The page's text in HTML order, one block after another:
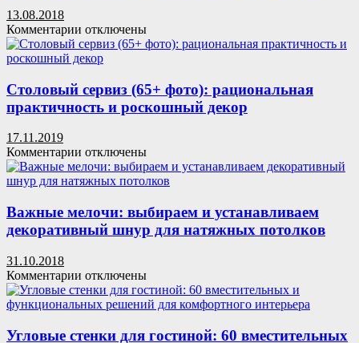
13.08.2018
Комментарии к
записи
Межкомнатные
из
экошпона:
советы
и
как
сэкономить
покупке
двери?
отключены
Столовый сервиз (65+ фото): рациональная
практичность и роскошный декор
17.11.2019
Комментарии к
записи
Столовый
(65+
фото):
рациональная
роскошный
декор
отключены
Важные мелочи: выбираем и устанавливаем
декоративный шнур для натяжных потолков
31.10.2018
Комментарии к
записи
Важные
выбираем
отключены
Угловые стенки для гостиной: 60 вместительных